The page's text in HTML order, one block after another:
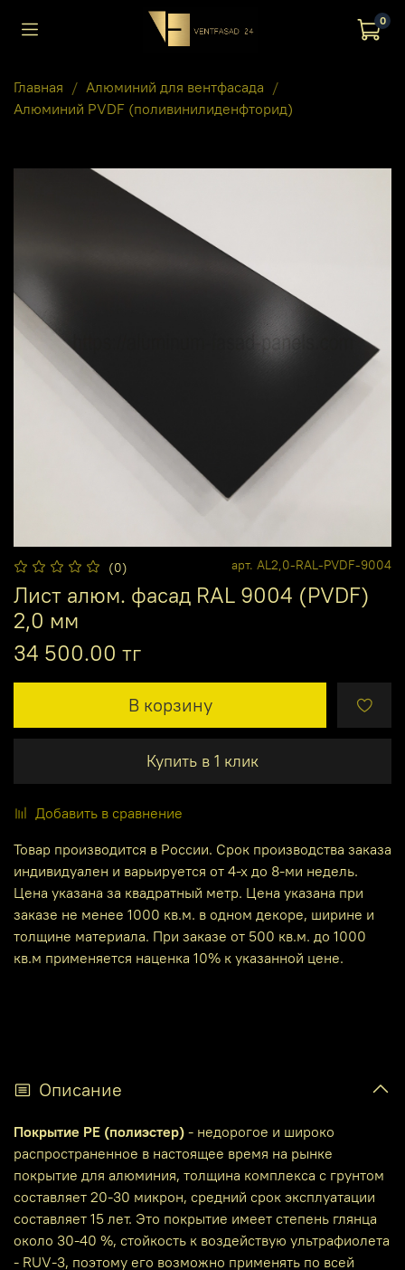
0
Главная
Алюминий для вентфасада
Алюминий PVDF (поливинилиденфторид)
(0) арт. AL2,0-RAL-PVDF-9004
Лист алюм. фасад RAL 9004 (PVDF)
2,0 мм
34 500.00 тг
В корзину
Купить в 1 клик
Добавить в сравнение
Товар производится в России. Срок производства заказа
индивидуален и варьируется от 4-х до 8-ми недель.
Цена указана за квадратный метр. Цена указана при
заказе не менее 1000 кв.м. в одном декоре, ширине и
толщине материала. При заказе от 500 кв.м. до 1000
кв.м применяется наценка 10% к указанной цене.
Описание
Покрытие PE (полиэстер) - недорогое и широко
распространенное в настоящее время на рынке
покрытие для алюминия, толщина комплекса с грунтом
составляет 20-30 микрон, средний срок эксплуатации
составляет 15 лет. Это покрытие имеет степень глянца
около 30-40 %, стойкость к воздействую ультрафиолета
- RUV-3, поэтому его возможно применять по всей